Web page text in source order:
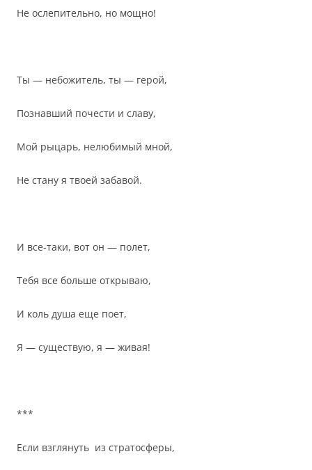
Не ослепительно, но мощно!
Ты — небожитель, ты — герой,
Познавший почести и славу,
Мой рыцарь, нелюбимый мной,
Не стану я твоей забавой.
И все-таки, вот он — полет,
Тебя все больше открываю,
И коль душа еще поет,
Я — существую, я — живая!
***
Если взглянуть из стратосферы,